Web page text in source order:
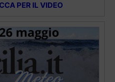
PER IL VIDEO